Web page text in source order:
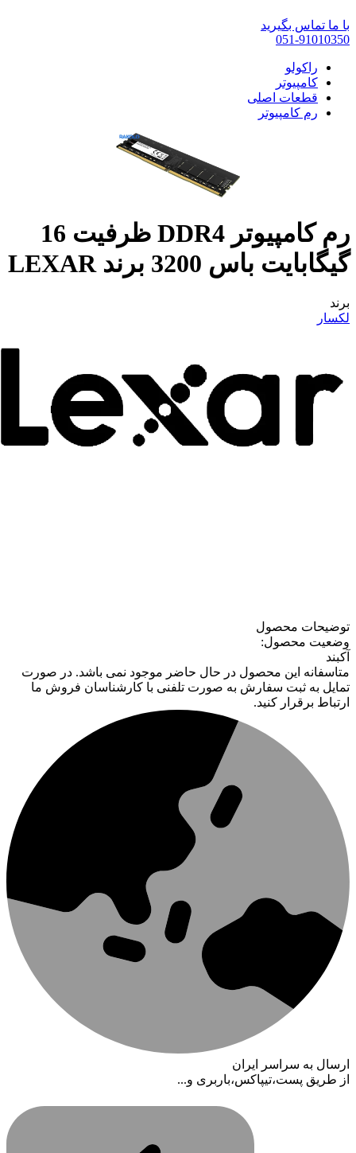
با ما تماس بگیرید
051-91010350
راکولو
کامپیوتر
قطعات اصلی
رم کامپیوتر
رم کامپیوتر DDR4 ظرفیت 16
گیگابایت باس 3200 برند LEXAR
برند
لکسار
توضیحات محصول
وضعیت محصول:
آکبند
متاسفانه این محصول در حال حاضر موجود نمی باشد. در صورت
تمایل به ثبت سفارش به صورت تلفنی با کارشناسان فروش ما
ارتباط برقرار کنید.
ارسال به سراسر ایران
از طریق پست،تیپاکس،باربری و...